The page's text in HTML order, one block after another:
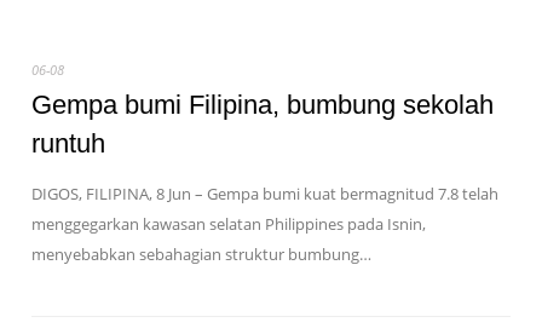
06-08
Gempa bumi Filipina, bumbung sekolah
runtuh
DIGOS, FILIPINA, 8 Jun – Gempa bumi kuat bermagnitud 7.8 telah
menggegarkan kawasan selatan Philippines pada Isnin,
menyebabkan sebahagian struktur bumbung…